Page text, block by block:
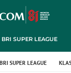
BRI SUPER LEAGUE
BRI SUPER LEAGUE